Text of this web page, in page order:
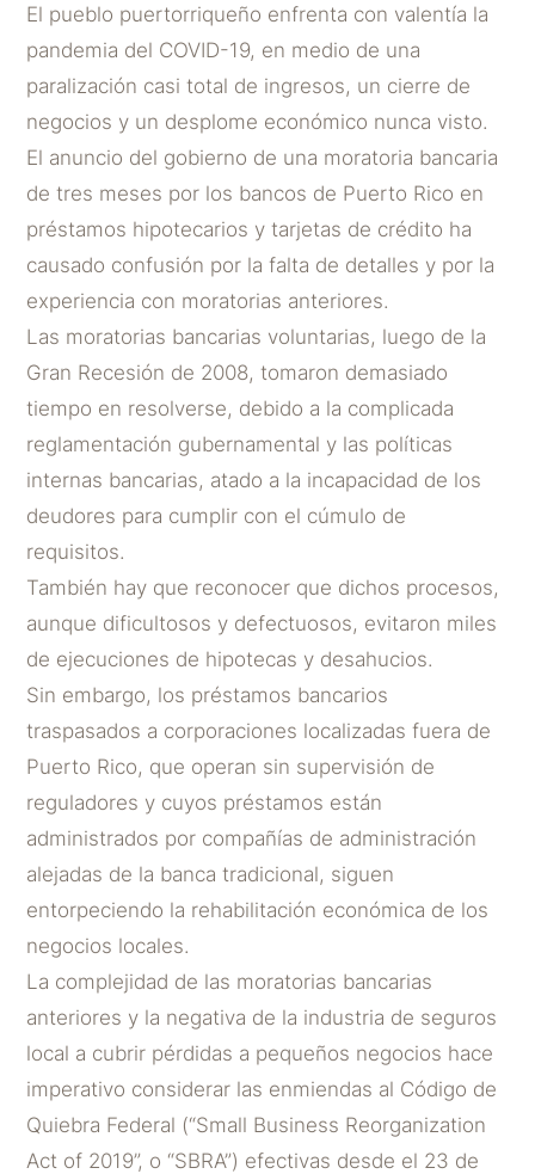
El pueblo puertorriqueño enfrenta con valentía la
pandemia del COVID-19, en medio de una
paralización casi total de ingresos, un cierre de
negocios y un desplome económico nunca visto.
El anuncio del gobierno de una moratoria bancaria
de tres meses por los bancos de Puerto Rico en
préstamos hipotecarios y tarjetas de crédito ha
causado confusión por la falta de detalles y por la
experiencia con moratorias anteriores.
Las moratorias bancarias voluntarias, luego de la
Gran Recesión de 2008, tomaron demasiado
tiempo en resolverse, debido a la complicada
reglamentación gubernamental y las políticas
internas bancarias, atado a la incapacidad de los
deudores para cumplir con el cúmulo de
requisitos.
También hay que reconocer que dichos procesos,
aunque dificultosos y defectuosos, evitaron miles
de ejecuciones de hipotecas y desahucios.
Sin embargo, los préstamos bancarios
traspasados a corporaciones localizadas fuera de
Puerto Rico, que operan sin supervisión de
reguladores y cuyos préstamos están
administrados por compañías de administración
alejadas de la banca tradicional, siguen
entorpeciendo la rehabilitación económica de los
negocios locales.
La complejidad de las moratorias bancarias
anteriores y la negativa de la industria de seguros
local a cubrir pérdidas a pequeños negocios hace
imperativo considerar las enmiendas al Código de
Quiebra Federal (“Small Business Reorganization
Act of 2019”, o “SBRA”) efectivas desde el 23 de